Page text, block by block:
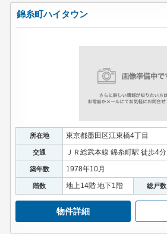
錦糸町ハイタウン
所在地 東京都墨田区江東橋4丁目
交通 ＪＲ総武本線 錦糸町駅 徒歩4分
築年数 1978年10月
階数 地上14階 地下1階 総戸数
物件詳細